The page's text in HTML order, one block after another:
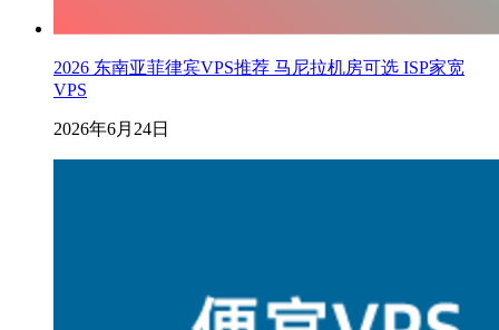
2026 东南亚菲律宾VPS推荐 马尼拉机房可选 ISP家宽
VPS
2026年6月24日